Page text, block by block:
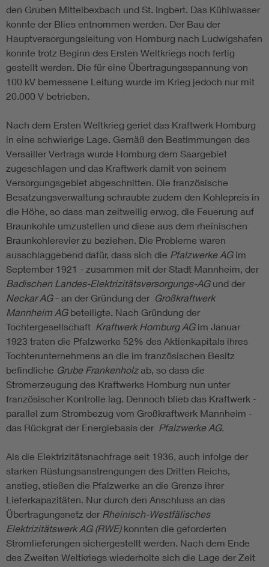
den Gruben Mittelbexbach und St. Ingbert. Das Kühlwasser
konnte der Blies entnommen werden. Der Bau der
Hauptversorgungsleitung von Homburg nach Ludwigshafen
konnte trotz Beginn des Ersten Weltkriegs noch fertig
gestellt werden. Die für eine Übertragungsspannung von
100 kV bemessene Leitung wurde im Krieg jedoch nur mit
20.000 V betrieben.
Nach dem Ersten Weltkrieg geriet das Kraftwerk Homburg
in eine schwierige Lage. Gemäß den Bestimmungen des
Versailler Vertrags wurde Homburg dem Saargebiet
zugeschlagen und das Kraftwerk damit von seinem
Versorgungsgebiet abgeschnitten. Die französische
Besatzungsverwaltung schraubte zudem den Kohlepreis in
die Höhe, so dass man zeitweilig erwog, die Feuerung auf
Braunkohle umzustellen und diese aus dem rheinischen
Braunkohlerevier zu beziehen. Die Probleme waren
ausschlaggebend dafür, dass sich die Pfalzwerke AGim
September 1921 - zusammen mit der Stadt Mannheim, der
Badischen Landes-Elektrizitätsversorgungs-AGund der
Neckar AG- an der Gründung der Großkraftwerk
Mannheim AGbeteiligte. Nach Gründung der
Tochtergesellschaft Kraftwerk Homburg AGim Januar
1923 traten die Pfalzwerke 52% des Aktienkapitals ihres
Tochterunternehmens an die im französischen Besitz
befindliche Grube Frankenholzab, so dass die
Stromerzeugung des Kraftwerks Homburg nun unter
französischer Kontrolle lag. Dennoch blieb das Kraftwerk -
parallel zum Strombezug vom Großkraftwerk Mannheim -
das Rückgrat der Energiebasis der Pfalzwerke AG.
Als die Elektrizitätsnachfrage seit 1936, auch infolge der
starken Rüstungsanstrengungen des Dritten Reichs,
anstieg, stießen die Pfalzwerke an die Grenze ihrer
Lieferkapazitäten. Nur durch den Anschluss an das
Übertragungsnetz der Rheinisch-Westfälisches
Elektrizitätswerk AG (RWE)konnten die geforderten
Stromlieferungen sichergestellt werden. Nach dem Ende
des Zweiten Weltkriegs wiederholte sich die Lage der Zeit